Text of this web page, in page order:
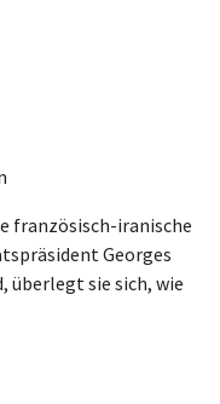
französisch-iranische
Georges
überlegt sie sich, wie